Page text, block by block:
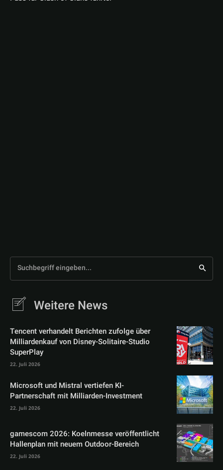
Suchbegriff eingeben...
Weitere News
Tencent verhandelt Berichten zufolge über
Milliardenkauf von Disney-Solitaire-Studio
SuperPlay
22. Juli 2026
Microsoft und Mistral vertiefen KI-
Partnerschaft mit Milliarden-Investment
22. Juli 2026
gamescom 2026: Koelnmesse veröffentlicht
Hallenplan mit neuem Outdoor-Bereich
22. Juli 2026